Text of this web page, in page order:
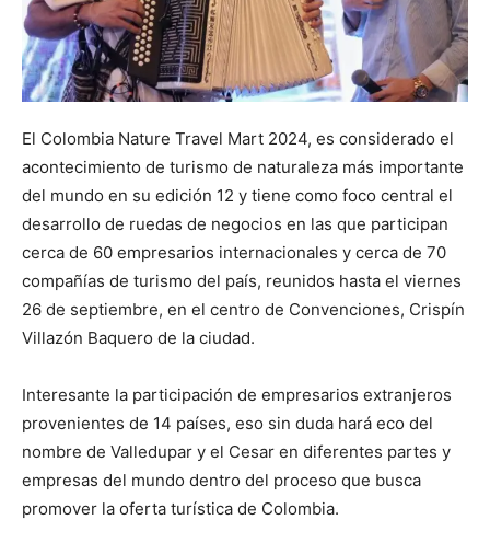
El Colombia Nature Travel Mart 2024, es considerado el
acontecimiento de turismo de naturaleza más importante
del mundo en su edición 12 y tiene como foco central el
desarrollo de ruedas de negocios en las que participan
cerca de 60 empresarios internacionales y cerca de 70
compañías de turismo del país, reunidos hasta el viernes
26 de septiembre, en el centro de Convenciones, Crispín
Villazón Baquero de la ciudad.
Interesante la participación de empresarios extranjeros
provenientes de 14 países, eso sin duda hará eco del
nombre de Valledupar y el Cesar en diferentes partes y
empresas del mundo dentro del proceso que busca
promover la oferta turística de Colombia.